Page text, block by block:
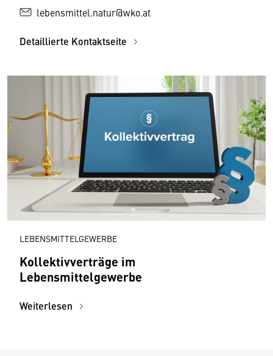
lebensmittel.natur@wko.at
Detaillierte Kontaktseite
LEBENSMITTELGEWERBE
Kollektivverträge im
Lebensmittelgewerbe
Weiterlesen